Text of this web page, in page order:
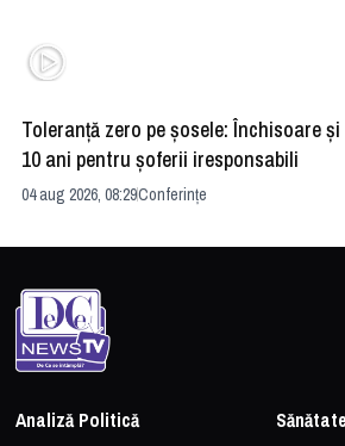
Toleranță zero pe șosele: Închisoare
10 ani pentru șoferii iresponsabili
04 aug 2026, 08:29Conferințe
Analiză Politică
Sănătate